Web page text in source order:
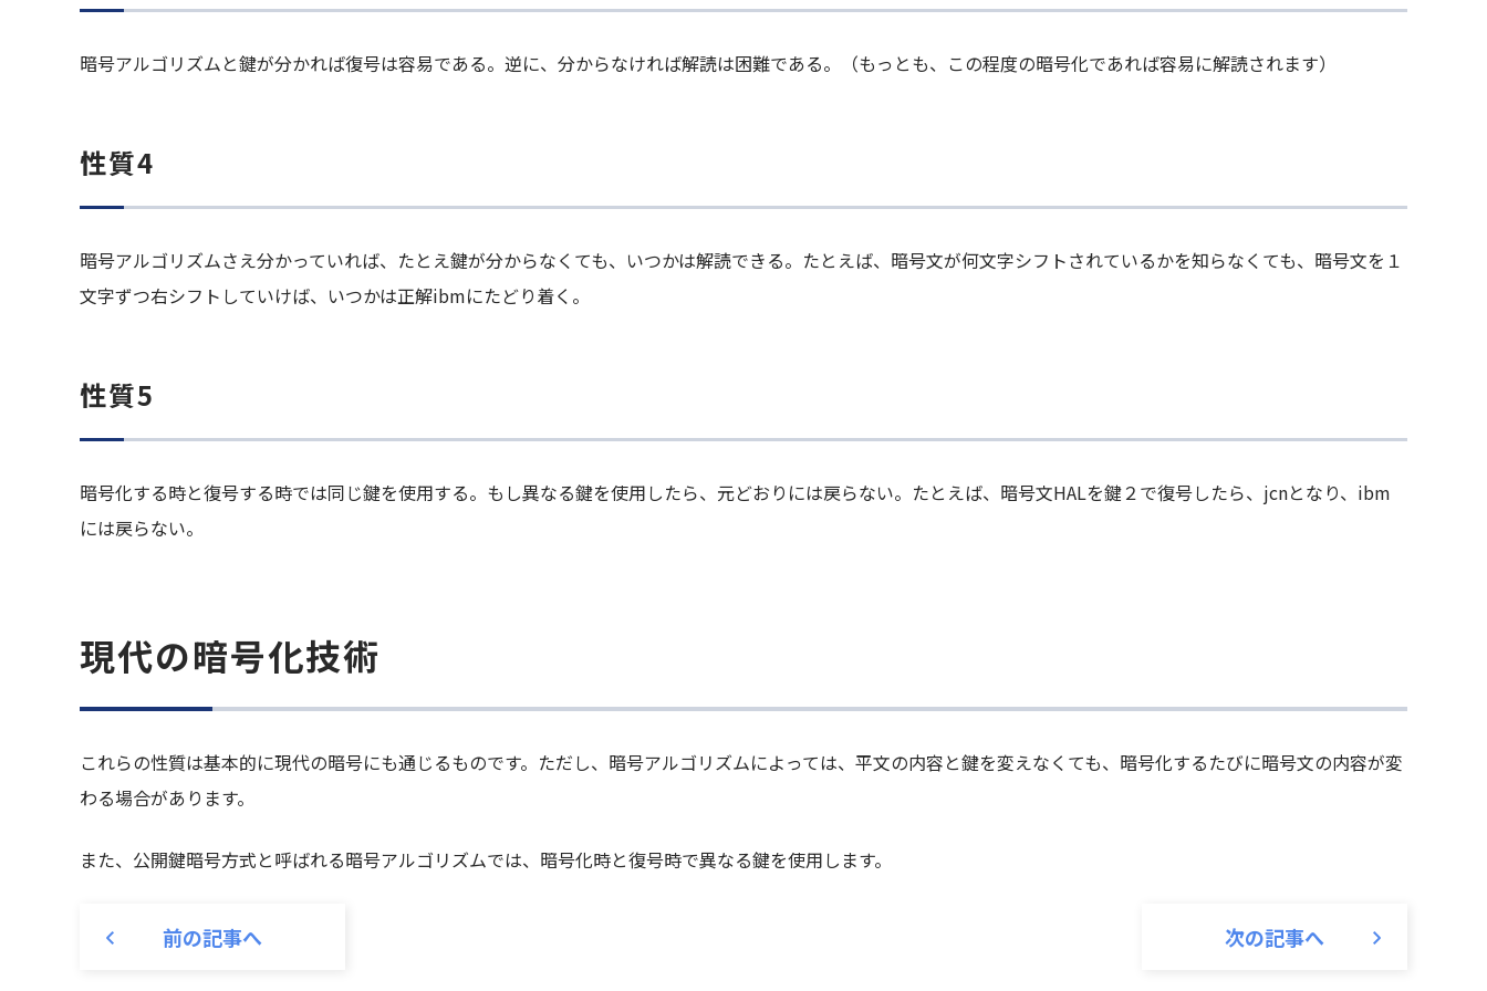
暗号アルゴリズムと鍵が分かれば復号は容易である。逆に、分からなければ解読は困難である。（もっとも、この程度の暗号化であれば容易に解読されます）
性質4
暗号アルゴリズムさえ分かっていれば、たとえ鍵が分からなくても、いつかは解読できる。たとえば、暗号文が何文字シフトされているかを知らなくても、暗号文を１
文字ずつ右シフトしていけば、いつかは正解ibmにたどり着く。
性質5
暗号化する時と復号する時では同じ鍵を使用する。もし異なる鍵を使用したら、元どおりには戻らない。たとえば、暗号文HALを鍵２で復号したら、jcnとなり、ibm
には戻らない。
現代の暗号化技術
これらの性質は基本的に現代の暗号にも通じるものです。ただし、暗号アルゴリズムによっては、平文の内容と鍵を変えなくても、暗号化するたびに暗号文の内容が変
わる場合があります。
また、公開鍵暗号方式と呼ばれる暗号アルゴリズムでは、暗号化時と復号時で異なる鍵を使用します。
前の記事へ 次の記事へ